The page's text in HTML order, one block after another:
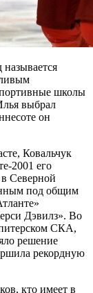
школы
выбрал
он
Ковальчук
2001 его
Северной
под общим
Дэвилз». Во
СКА,
решение
рекордную
кто имеет в